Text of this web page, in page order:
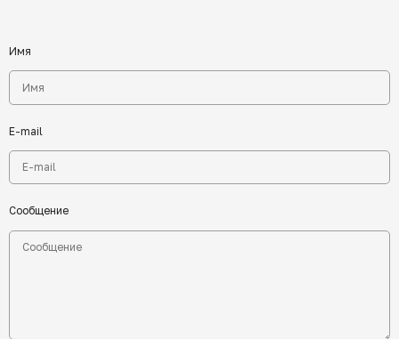
Имя
E-mail
Сообщение